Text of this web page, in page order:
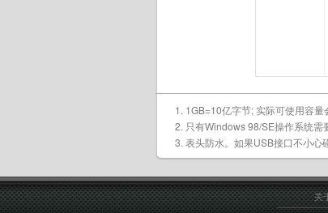
1GB=10亿字节; 实际可使用容量
只有Windows 98/SE操作系统需
表头防水。如果USB接口不小心
关